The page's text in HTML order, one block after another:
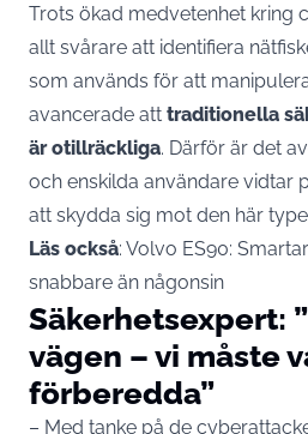
Trots ökad medvetenhet kring
allt svårare att identifiera
som används för att
avancerade att traditionella
är otillräckliga. Därför är det
och enskilda användare vidtar
att skydda sig mot den här
Läs också: Volvo ES90:
snabbare än någonsin
Säkerhetsexpert:
vägen – vi måste
förberedda”
– Med tanke på de